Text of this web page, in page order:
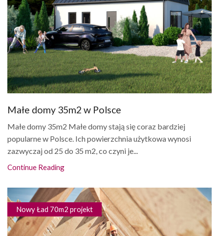
Małe domy 35m2 w Polsce
Małe domy 35m2 Małe domy stają się coraz bardziej
popularne w Polsce. Ich powierzchnia użytkowa wynosi
zazwyczaj od 25 do 35 m2, co czyni je...
Continue Reading
Nowy Ład 70m2 projekt